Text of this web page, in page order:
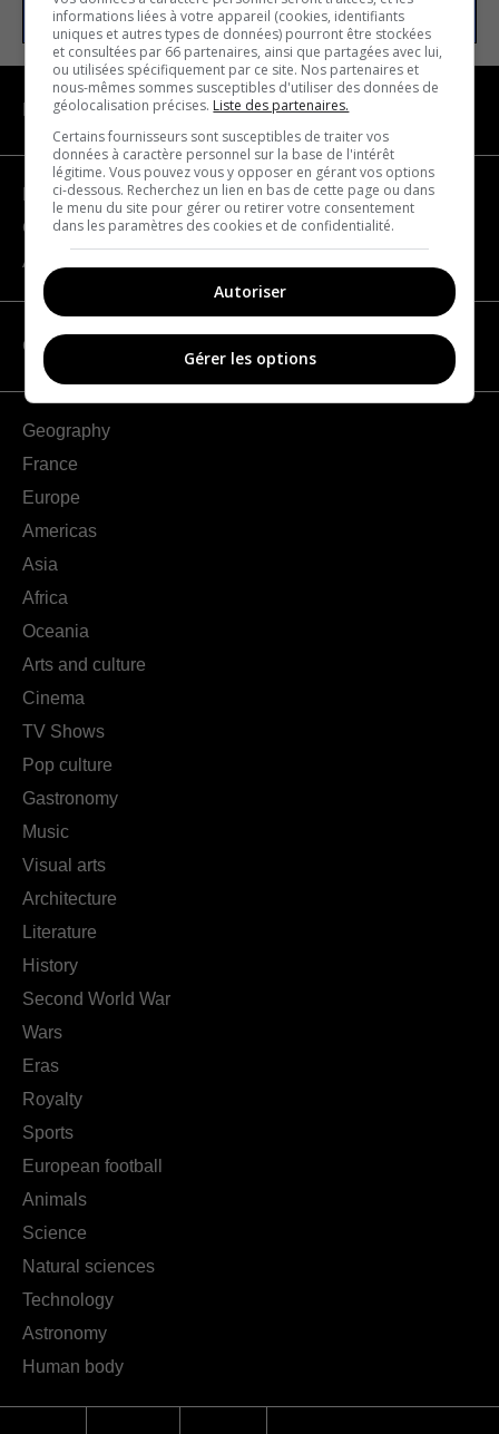
NAVIGATION
Become a partner
Contact us
About us
CATEGORIES
Geography
France
Europe
Americas
Asia
Africa
Oceania
Arts and culture
Cinema
TV Shows
Pop culture
Gastronomy
Music
Visual arts
Architecture
Literature
History
Second World War
Wars
Eras
Royalty
Sports
European football
Animals
Science
Natural sciences
Technology
Astronomy
Human body
informations liées à votre appareil (cookies, identifiants
uniques et autres types de données) pourront être stockées
et consultées par 66 partenaires, ainsi que partagées avec lui,
ou utilisées spécifiquement par ce site. Nos partenaires et
nous-mêmes sommes susceptibles d'utiliser des données de
géolocalisation précises. Liste des partenaires.
Certains fournisseurs sont susceptibles de traiter vos
données à caractère personnel sur la base de l'intérêt
légitime. Vous pouvez vous y opposer en gérant vos options
ci-dessous. Recherchez un lien en bas de cette page ou dans
le menu du site pour gérer ou retirer votre consentement
dans les paramètres des cookies et de confidentialité.
Autoriser
Gérer les options